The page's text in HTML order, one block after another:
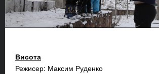
Висота
Режисер: Максим Руденко